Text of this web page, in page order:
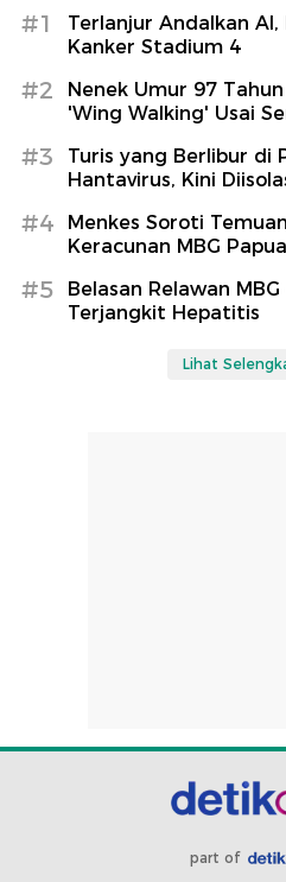
#1
Terlanjur Andalkan
Kanker Stadium 4
#2
Nenek Umur 97
'Wing Walking' Usai
#3
Turis yang Berlibur di
Hantavirus, Kini
#4
Menkes Soroti
Keracunan MBG
#5
Belasan Relawan
Terjangkit Hepatitis
Lihat
part of